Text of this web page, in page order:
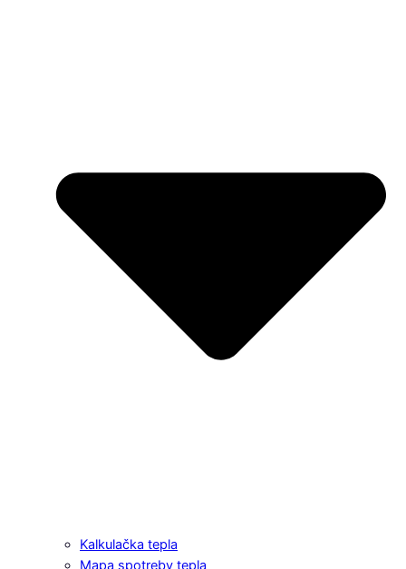
Kalkulačka tepla
Mapa spotreby tepla